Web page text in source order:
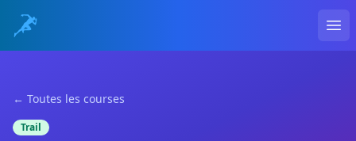
← Toutes les courses
Trail